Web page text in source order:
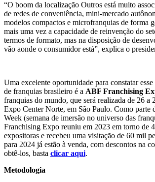
“O boom da localização Outros está muito
de redes de conveniência, mini-mercado
modelos compactos e microfranquias de forma
mais uma vez a capacidade de reinvenção do
termos de formato, mas na disposição de
vão aonde o consumidor está”, explica o
Uma excelente oportunidade para constatar
de franquias brasileiro é a ABF Franchising
franquias do mundo, que será realizada de 26 a
Expo Center Norte, em São Paulo. Como parte
Week (semana de imersão no universo das
Franchising Expo reuniu em 2023 em torno de
expositoras e recebeu uma visitação de 60 mil
para 2024 já estão à venda, com descontos na
obtê-los, basta clicar aqui.
Metodologia